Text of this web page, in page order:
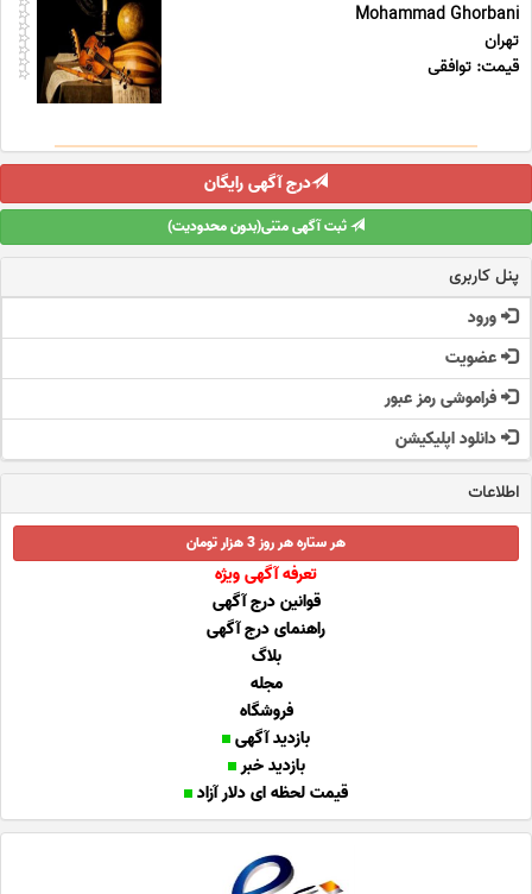
Mohammad Ghorbani
تهران
قیمت: توافقی
درج آگهی رایگان
ثبت آگهی متنی(بدون محدودیت)
پنل کاربری
ورود
عضویت
فراموشی رمز عبور
دانلود اپلیکیشن
اطلاعات
هر ستاره هر روز 3 هزار تومان
تعرفه آگهی ویژه
قوانین درج آگهی
راهنمای درج آگهی
بلاگ
مجله
فروشگاه
بازدید آگهی
بازدید خبر
قیمت لحظه ای دلار آزاد